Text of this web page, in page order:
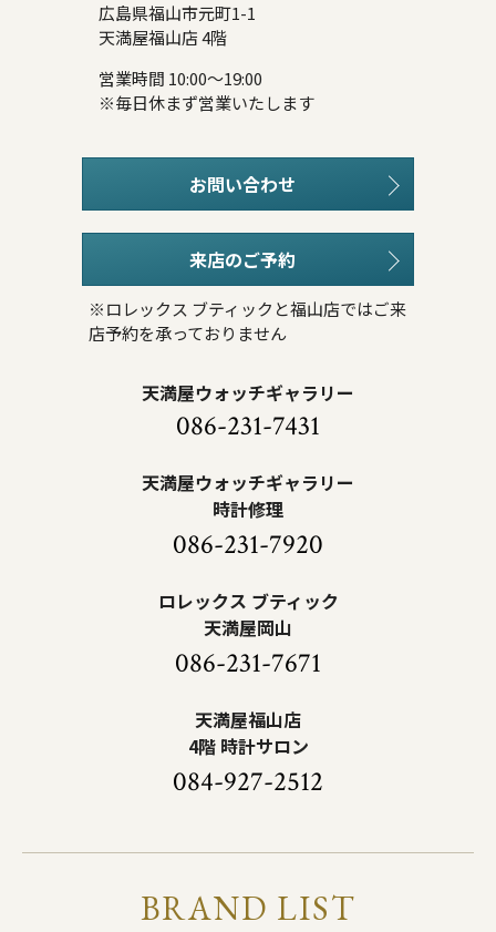
広島県福山市元町1-1
天満屋福山店 4階
営業時間 10:00～19:00
※毎日休まず営業いたします
お問い合わせ
来店のご予約
※ロレックス ブティックと福山店ではご来
店予約を承っておりません
天満屋ウォッチギャラリー
086-231-7431
天満屋ウォッチギャラリー
時計修理
086-231-7920
ロレックス ブティック
天満屋岡山
086-231-7671
天満屋福山店
4階 時計サロン
084-927-2512
BRAND LIST